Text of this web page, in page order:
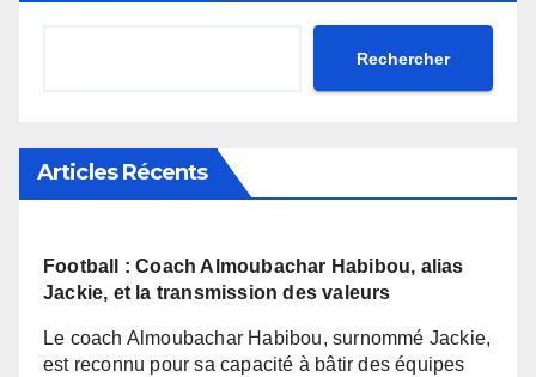
Rechercher
Articles Récents
Football : Coach Almoubachar Habibou, alias
Jackie, et la transmission des valeurs
Le coach Almoubachar Habibou, surnommé Jackie,
est reconnu pour sa capacité à bâtir des équipes